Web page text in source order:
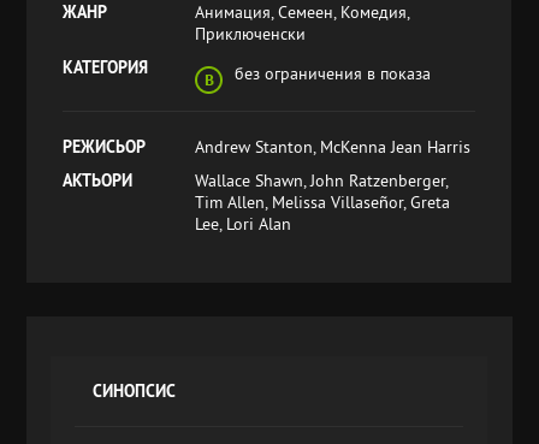
ЖАНР
Анимация, Семеен, Комедия,
Приключенски
КАТЕГОРИЯ
без ограничения в показа
РЕЖИСЬОР
Andrew Stanton, McKenna Jean Harris
АКТЬОРИ
Wallace Shawn, John Ratzenberger,
Tim Allen, Melissa Villaseñor, Greta
Lee, Lori Alan
СИНОПСИС